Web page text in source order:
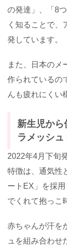
の発達」、「 8
く知ることで、
発しています。
また、日本のメ
作られているの
んも疲れにくい
新生児から
ラメッシュ
2022年4月下旬
特徴は、通気性
ート EX 」を採
でくれて抱っこ
赤ちゃんが汗を
ュを組み合わせ